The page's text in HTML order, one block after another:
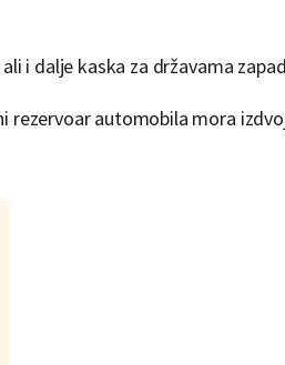
i dalje kaska za državama
rezervoar automobila mora